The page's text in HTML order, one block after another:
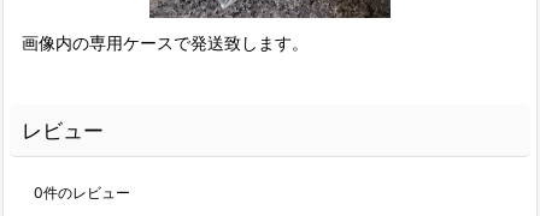
画像内の専用ケースで発送致します。
レビュー
0件のレビュー